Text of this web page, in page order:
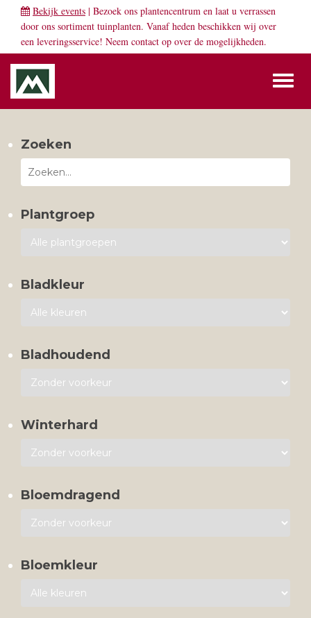
Bekijk events | Bezoek ons plantencentrum en laat u verrassen
door ons sortiment tuinplanten. Vanaf heden beschikken wij over
een leveringsservice! Neem contact op over de mogelijkheden.
Zoeken
Plantgroep
Bladkleur
Bladhoudend
Winterhard
Bloemdragend
Bloemkleur